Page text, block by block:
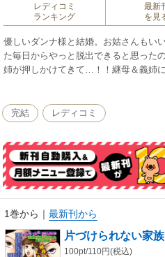
レディコミ
ランキング
最新
を見
優しいダンナ様と結婚。お姑さんもい
た毎日からやっと脱出できると思った
姉が押しかけてきて…！！継母＆義姉
完結 レディコミ
1巻から ｜ 最新刊から
片づけられない家
100pt/110円(税込)